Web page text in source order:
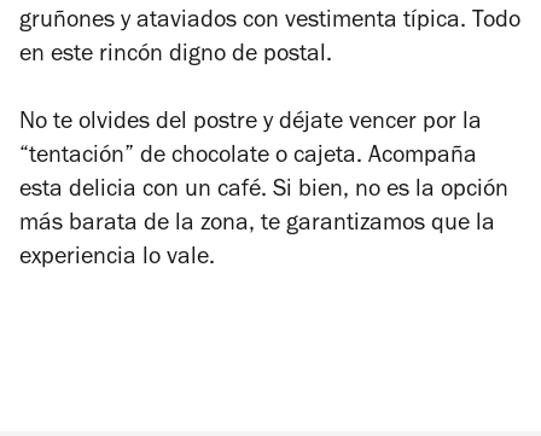
gruñones y ataviados con vestimenta típica. Todo
en este rincón digno de postal.
No te olvides del postre y déjate vencer por la
“tentación” de chocolate o cajeta. Acompaña
esta delicia con un café. Si bien, no es la opción
más barata de la zona, te garantizamos que la
experiencia lo vale.